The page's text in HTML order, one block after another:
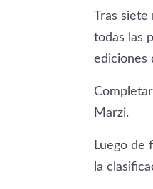
Tras siete
todas las
ediciones
Marzi.
Luego de
la